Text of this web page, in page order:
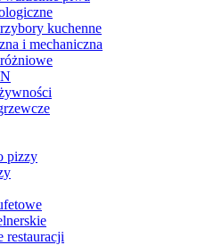
kuchenne
i mechaniczna
pizzy
restauracji